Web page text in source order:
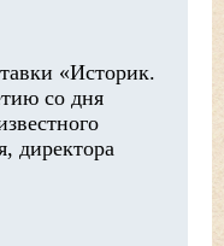
«Историк.
со дня
директора